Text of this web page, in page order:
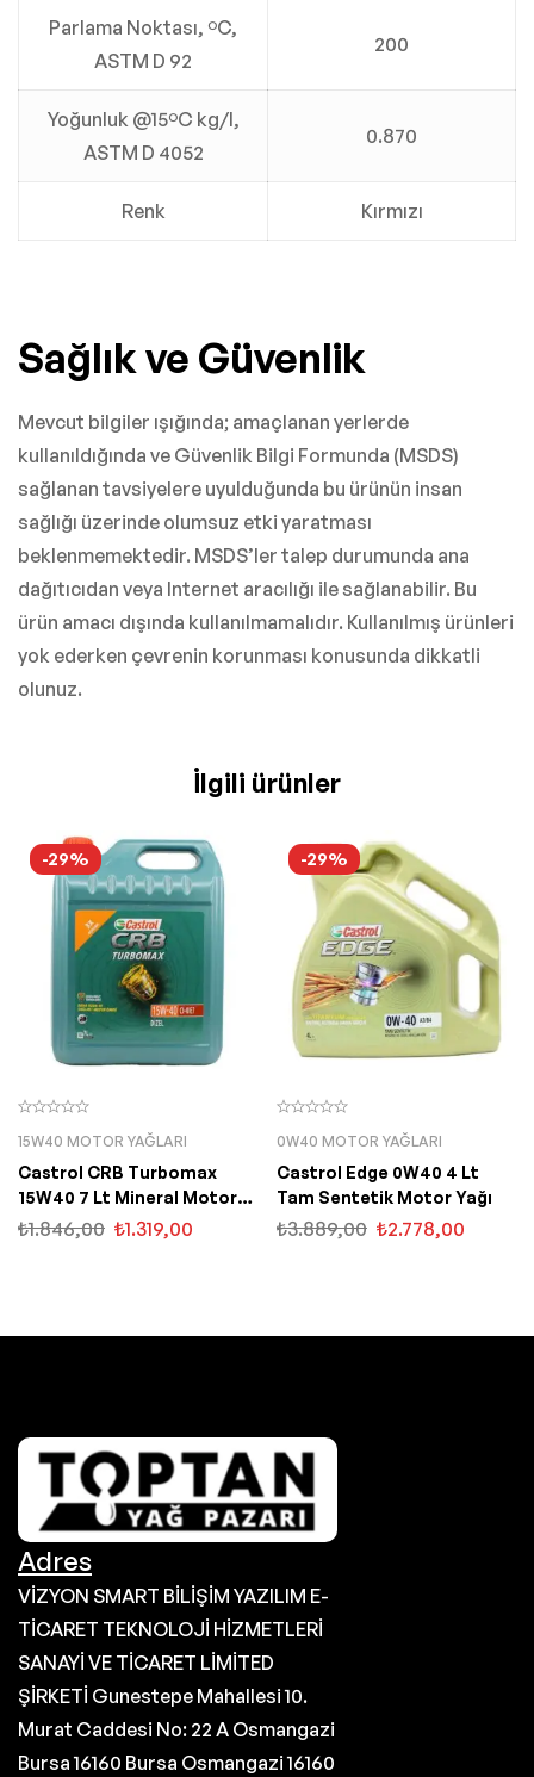
Parlama Noktası, ºC,
ASTM D 92
200
Yoğunluk @15ºC kg/l,
ASTM D 4052
0.870
Renk Kırmızı
Sağlık ve Güvenlik
Mevcut bilgiler ışığında; amaçlanan yerlerde
kullanıldığında ve Güvenlik Bilgi Formunda (MSDS)
sağlanan tavsiyelere uyulduğunda bu ürünün insan
sağlığı üzerinde olumsuz etki yaratması
beklenmemektedir. MSDS’ler talep durumunda ana
dağıtıcıdan veya Internet aracılığı ile sağlanabilir. Bu
ürün amacı dışında kullanılmamalıdır. Kullanılmış ürünleri
yok ederken çevrenin korunması konusunda dikkatli
olunuz.
İlgili ürünler
-29%
15W40 MOTOR YAĞLARI
Castrol CRB Turbomax
15W40 7 Lt Mineral Motor
Yağı
₺1.846,00 ₺1.319,00
-29%
0W40 MOTOR YAĞLARI
Castrol Edge 0W40 4 Lt
Tam Sentetik Motor Yağı
₺3.889,00 ₺2.778,00
Adres
VİZYON SMART BİLİŞİM YAZILIM E-
TİCARET TEKNOLOJİ HİZMETLERİ
SANAYİ VE TİCARET LİMİTED
ŞİRKETİ Gunestepe Mahallesi 10.
Murat Caddesi No: 22 A Osmangazi
Bursa 16160 Bursa Osmangazi 16160